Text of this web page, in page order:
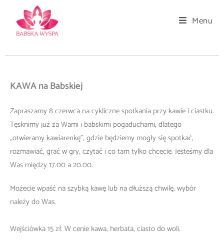
Menu
KAWA na Babskiej
Zapraszamy 8 czerwca na cykliczne spotkania przy kawie i ciastku.
Tęsknimy już za Wami i babskimi pogaduchami, dlatego
„otwieramy kawiarenkę”, gdzie będziemy mogły się spotkać,
rozmawiać, grać w gry, czytać i co tam tylko chcecie. Jesteśmy dla
Was między 17.00 a 20.00.
Możecie wpaść na szybką kawę lub na dłuższą chwilę, wybór
należy do Was.
Wejściówka 15 zł. W cenie kawa, herbata, ciasto do woli.